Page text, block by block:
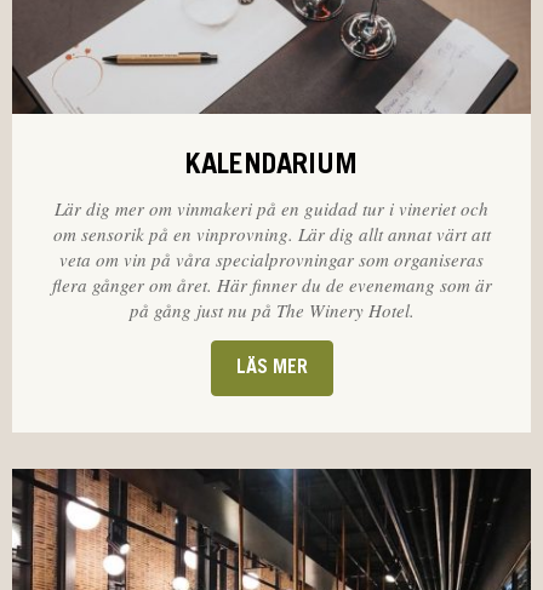
KALENDARIUM
Lär dig mer om vinmakeri på en guidad tur i vineriet och
om sensorik på en vinprovning. Lär dig allt annat värt att
veta om vin på våra specialprovningar som organiseras
flera gånger om året. Här finner du de evenemang som är
på gång just nu på The Winery Hotel.
LÄS MER